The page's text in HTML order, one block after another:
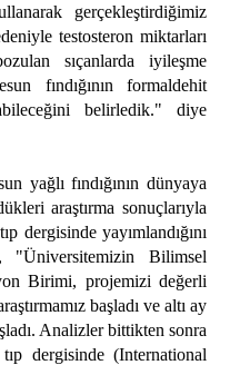
gerçekleştirdiğimiz
testosteron miktarları
sıçanlarda iyileşme
fındığının formaldehit
belirledik." diye
yağlı fındığının dünyaya
araştırma sonuçlarıyla
dergisinde yayımlandığını
Bilimsel
Birimi, projemizi değerli
başladı ve altı ay
Analizler bittikten sonra
dergisinde (International